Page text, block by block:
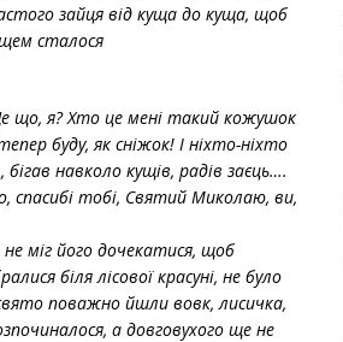
зайця від куща до куща, щоб
сталося
що, я? Хто це мені такий кожушок
буду, як сніжок! І ніхто-ніхто
навколо кущів, радів заєць….
спасибі тобі, Святий Миколаю, ви,
міг його дочекатися, щоб
біля лісової красуні, не було
поважно йшли вовк, лисичка,
а довговухого ще не